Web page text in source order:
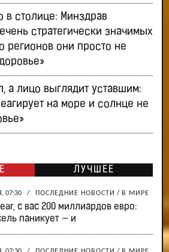
в столице: Минздрав
стратегически значимых
регионов они просто не
а лицо выглядит уставшим:
на море и солнце не
ЛУЧШЕЕ
07:30 / ПОСЛЕДНИЕ НОВОСТИ / В МИРЕ
с вас 200 миллиардов евро:
паникует — и